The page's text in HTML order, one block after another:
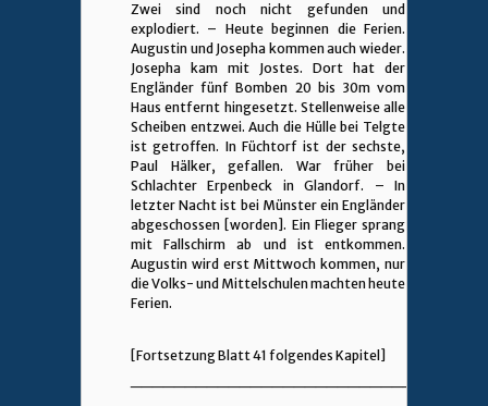
Zwei sind noch nicht gefunden und
explodiert. – Heute beginnen die Ferien.
Augustin und Josepha kommen auch wieder.
Josepha kam mit Jostes. Dort hat der
Engländer fünf Bomben 20 bis 30m vom
Haus entfernt hingesetzt. Stellenweise alle
Scheiben entzwei. Auch die Hülle bei Telgte
ist getroffen. In Füchtorf ist der sechste,
Paul Hälker, gefallen. War früher bei
Schlachter Erpenbeck in Glandorf. – In
letzter Nacht ist bei Münster ein Engländer
abgeschossen [worden]. Ein Flieger sprang
mit Fallschirm ab und ist entkommen.
Augustin wird erst Mittwoch kommen, nur
die Volks- und Mittelschulen machten heute
Ferien.
[Fortsetzung Blatt 41 folgendes Kapitel]